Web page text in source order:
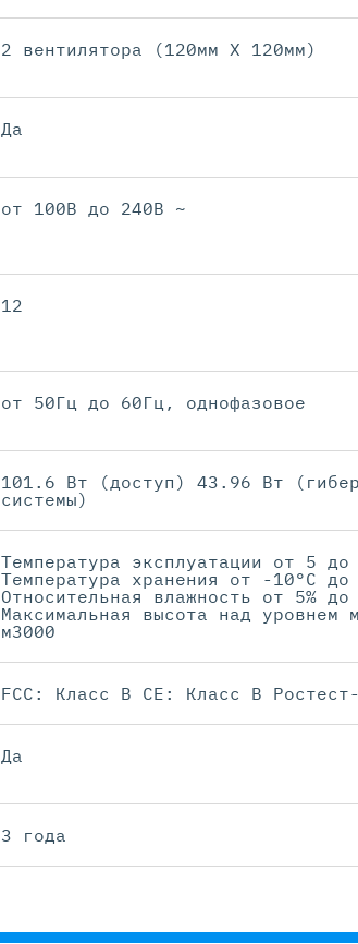
2 вентилятора (120мм X 120мм)
Да
от 100В до 240В ~
12
от 50Гц до 60Гц, однофазовое
101.6 Вт (доступ) 43.96 Вт
системы)
Температура эксплуатации от 5 до
Температура хранения от -10°C до
Относительная влажность от 5% до
Максимальная высота над уровнем
м3000
FCC: Класс В CE: Класс В
Да
3 года